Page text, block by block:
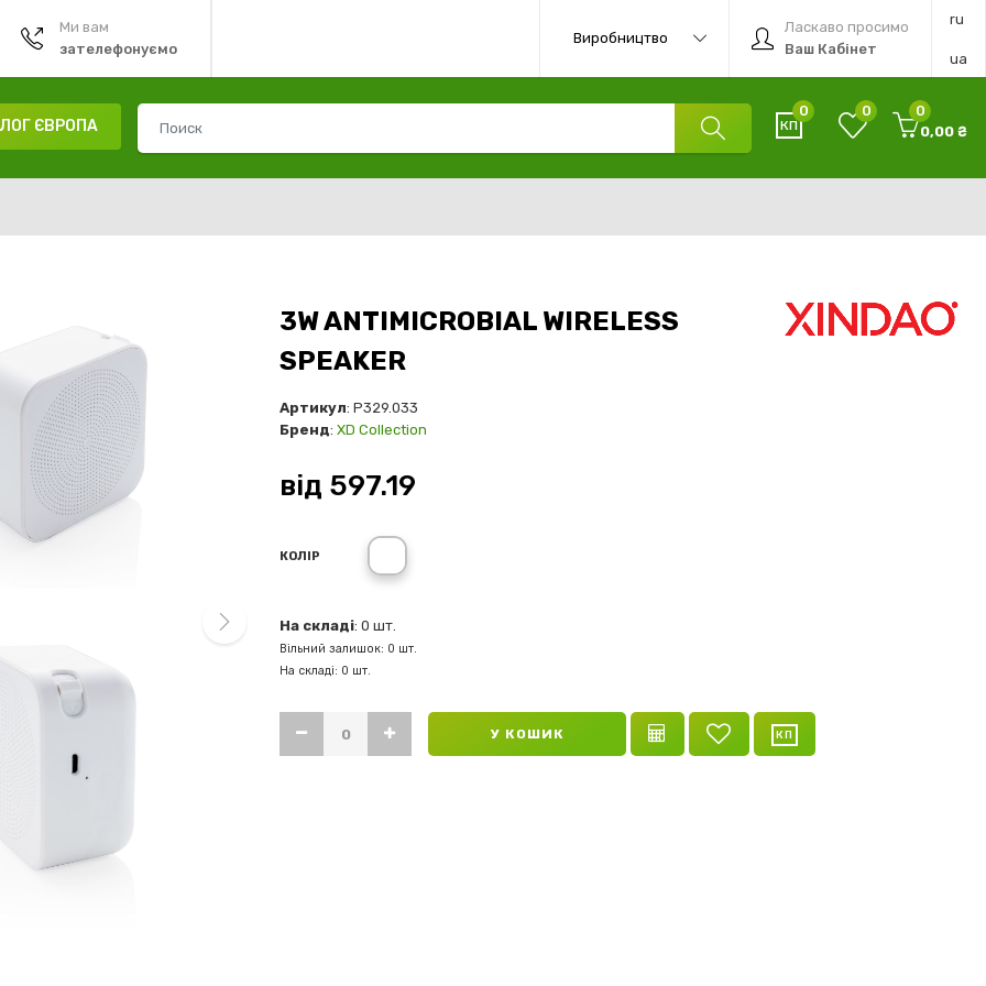
Ми вам
зателефонуємо
ru
ua
Ласкаво просимо
Ваш Кабінет
Виробництво
ЄВРОПА
0 0
0
0,00 ₴
3W ANTIMICROBIAL WIRELESS
SPEAKER
Артикул: P329.033
Бренд: XD Collection
від 597.19
КОЛІР
white
На складі: 0 шт.
Вільний залишок: 0 шт.
На складі: 0 шт.
У КОШИК